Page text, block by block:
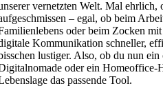
vernetzten Welt. Mal ehrlich,
– egal, ob beim
oder beim Zocken
Kommunikation schneller,
lustiger. Also, ob du nun
oder ein Homeoffice-
das passende Tool.